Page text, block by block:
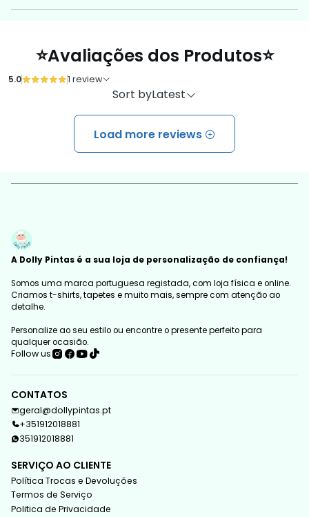
⭐Avaliações dos Produtos⭐
5.0 1 review
Sort byLatest
Load more reviews
A Dolly Pintas é a sua loja de personalização de confiança!
Somos uma marca portuguesa registada, com loja física e online.
Criamos t-shirts, tapetes e muito mais, sempre com atenção ao
detalhe.
Personalize ao seu estilo ou encontre o presente perfeito para
qualquer ocasião.
Follow us
CONTATOS
geral@dollypintas.pt
+351912018881
351912018881
SERVIÇO AO CLIENTE
Política Trocas e Devoluções
Termos de Serviço
Politica de Privacidade